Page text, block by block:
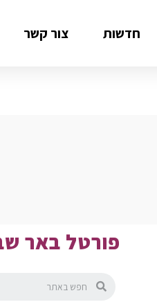
חדשות צור קשר
פורטל באר